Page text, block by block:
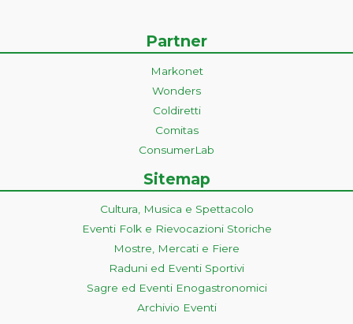
Partner
Markonet
Wonders
Coldiretti
Comitas
ConsumerLab
Sitemap
Cultura, Musica e Spettacolo
Eventi Folk e Rievocazioni Storiche
Mostre, Mercati e Fiere
Raduni ed Eventi Sportivi
Sagre ed Eventi Enogastronomici
Archivio Eventi